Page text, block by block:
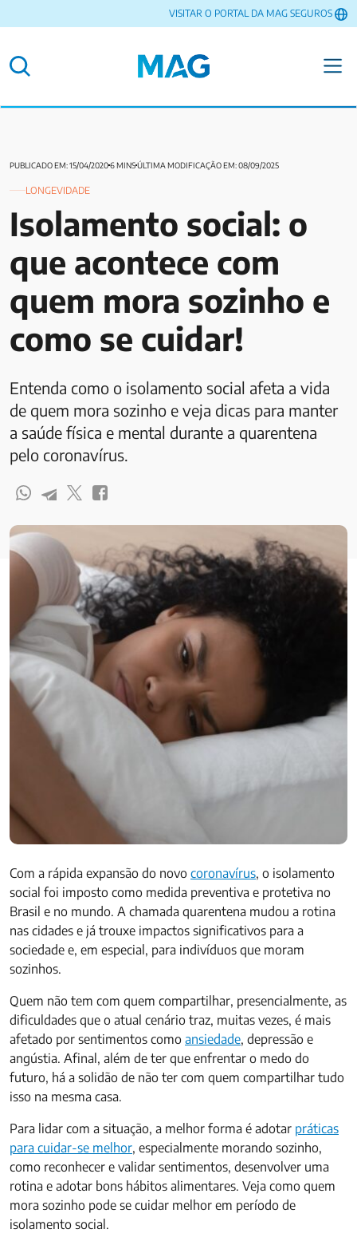
VISITAR O PORTAL DA MAG SEGUROS
PUBLICADO EM: 15/04/20206 MINSÚLTIMA MODIFICAÇÃO EM: 08/09/2025
LONGEVIDADE
Isolamento social: o
que acontece com
quem mora sozinho e
como se cuidar!
Entenda como o isolamento social afeta a vida
de quem mora sozinho e veja dicas para manter
a saúde física e mental durante a quarentena
pelo coronavírus.
Com a rápida expansão do novo coronavírus, o isolamento
social foi imposto como medida preventiva e protetiva no
Brasil e no mundo. A chamada quarentena mudou a rotina
nas cidades e já trouxe impactos significativos para a
sociedade e, em especial, para indivíduos que moram
sozinhos.
Quem não tem com quem compartilhar, presencialmente, as
dificuldades que o atual cenário traz, muitas vezes, é mais
afetado por sentimentos como ansiedade, depressão e
angústia. Afinal, além de ter que enfrentar o medo do
futuro, há a solidão de não ter com quem compartilhar tudo
isso na mesma casa.
Para lidar com a situação, a melhor forma é adotar práticas
para cuidar-se melhor, especialmente morando sozinho,
como reconhecer e validar sentimentos, desenvolver uma
rotina e adotar bons hábitos alimentares. Veja como quem
mora sozinho pode se cuidar melhor em período de
isolamento social.